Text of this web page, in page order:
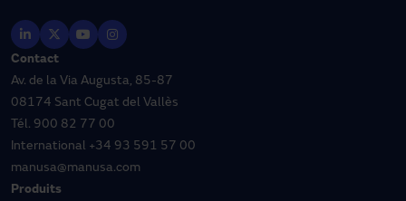
Contact
Av. de la Via Augusta, 85-87
08174 Sant Cugat del Vallès
Tél. 900 82 77 00
International +34 93 591 57 00
manusa@manusa.com
Produits